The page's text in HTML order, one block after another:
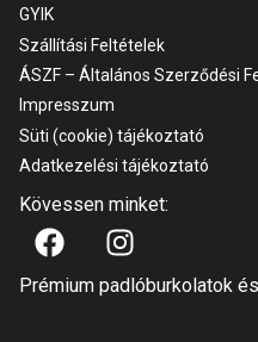
GYIK
Szállítási Feltételek
ÁSZF – Általános Szerződési
Impresszum
Süti (cookie) tájékoztató
Adatkezelési tájékoztató
Kövessen minket:
Prémium padlóburkolatok